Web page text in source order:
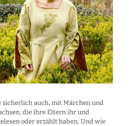
sicherlich auch, mit Märchen und
die ihre Eltern ihr und
oder erzählt haben. Und wie